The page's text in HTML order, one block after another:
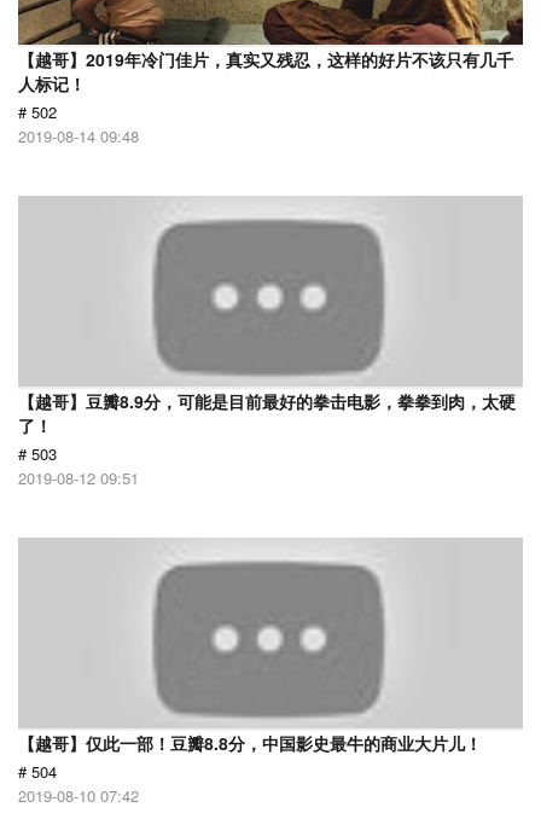
【越哥】2019年冷门佳片，真实又残忍，这样的好片不该只有几千
人标记！
# 502
2019-08-14 09:48
【越哥】豆瓣8.9分，可能是目前最好的拳击电影，拳拳到肉，太硬
了！
# 503
2019-08-12 09:51
【越哥】仅此一部！豆瓣8.8分，中国影史最牛的商业大片儿！
# 504
2019-08-10 07:42